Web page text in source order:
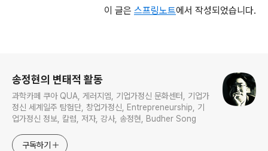
이 글은 스프링노트에서 작성되었습니다.
송정현의 변태적 활동
과학카페 쿠아 QUA, 게러지엠, 기업가정신 문화센터, 기업가
정신 세계일주 탐험단, 창업가정신, Entrepreneurship, 기
업가정신 정보, 칼럼, 저자, 강사, 송정현, Budher Song
구독하기